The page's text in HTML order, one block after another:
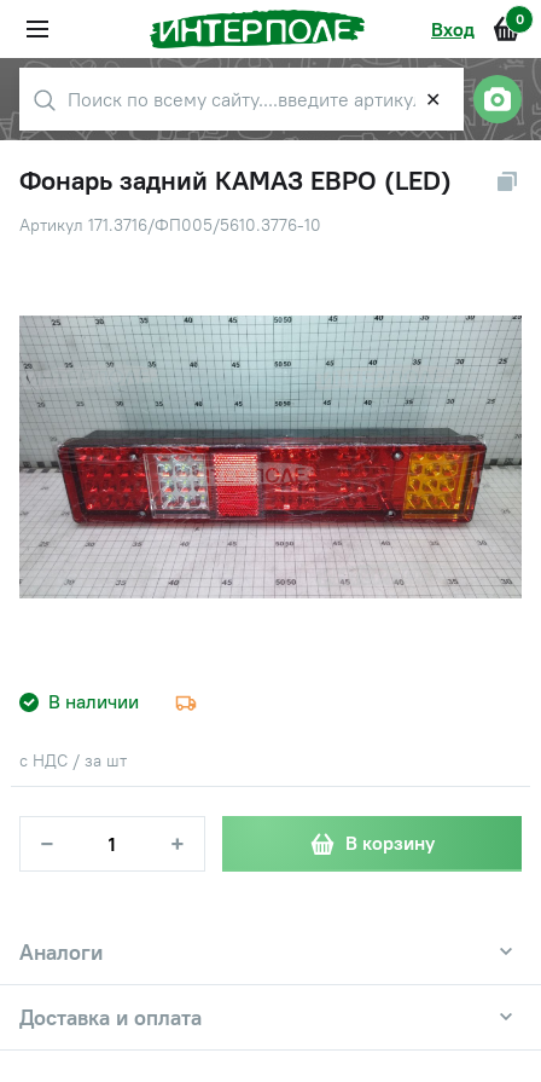
Вход 0
✕
Фонарь задний КАМАЗ ЕВРО (LED)
Артикул 171.3716/ФП005/5610.3776-10
В наличии
с НДС / за шт
− + В корзину
Аналоги
Доставка и оплата